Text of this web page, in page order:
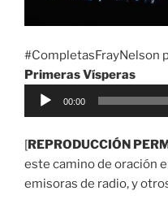
#CompletasFrayNelson
Primeras Vísperas
Reproductor
00:00
[ REPRODUCCIÓN
este camino de oración
emisoras de radio, y